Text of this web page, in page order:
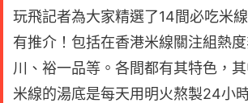
玩飛記者為大家精選了14間必吃米
有推介！包括在香港米線關注組熱
川、裕一品等。各間都有其特色，
米線的湯底是每天用明火熬製24小